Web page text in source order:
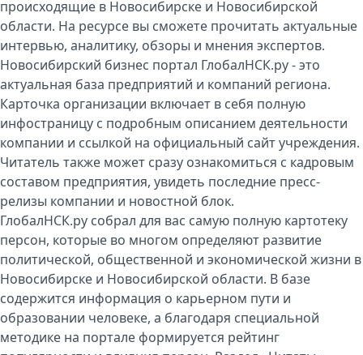
происходящие в Новосибирске и Новосибирской
области. На ресурсе вы сможете прочитать актуальные
интервью, аналитику, обзоры и мнения экспертов.
Новосибирский бизнес портал ГлобалНСК.ру - это
актуальная база предприятий и компаний региона.
Карточка организации включает в себя полную
инфостраницу с подробным описанием деятельности
компании и ссылкой на официальный сайт учреждения.
Читатель также может сразу ознакомиться с кадровым
составом предприятия, увидеть последние пресс-
релизы компании и новостной блок.
ГлобалНСК.ру собрал для вас самую полную картотеку
персон, которые во многом определяют развитие
политической, общественной и экономической жизни в
Новосибирске и Новосибирской области. В базе
содержится информация о карьерном пути и
образовании человеке, а благодаря специальной
методике на портале формируется рейтинг